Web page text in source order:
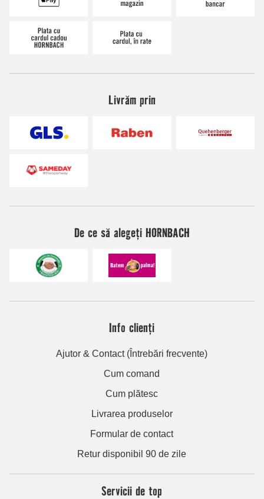
Livrăm prin
De ce să alegeți HORNBACH
Info clienți
Ajutor & Contact (Întrebări frecvente)
Cum comand
Cum plătesc
Livrarea produselor
Formular de contact
Retur disponibil 90 de zile
Servicii de top